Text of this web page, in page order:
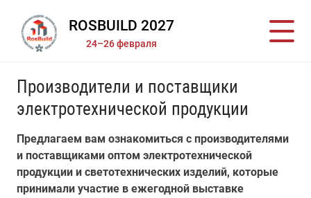
ROSBUILD 2027
24–26 февраля
Производители и поставщики
электротехнической продукции
Предлагаем вам ознакомиться с производителями
и поставщиками оптом электротехнической
продукции и светотехнических изделий, которые
принимали участие в ежегодной выставке